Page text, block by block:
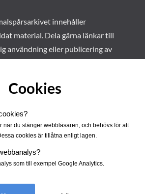
innehåller
material. Dela gärna länkar till
användning eller publicering av
Cookies
?
när du stänger webbläsaren, och behövs för att
cookies är tillåtna enligt lagen.
?
som till exempel Google Analytics.